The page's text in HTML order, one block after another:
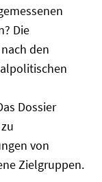
Die
den
Dossier
von
Zielgruppen.